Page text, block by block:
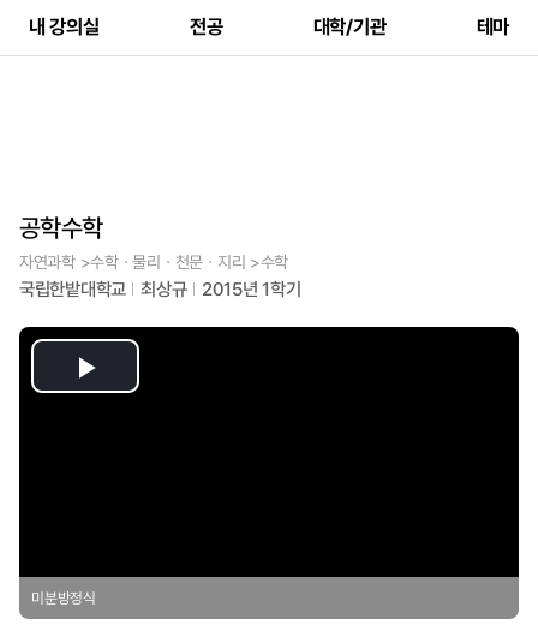
내 강의실 전공 대학/기관 테마
공학수학
자연과학 >수학ㆍ물리ㆍ천문ㆍ지리 >수학
국립한밭대학교 최상규 2015년 1학기
Play
미분방정식